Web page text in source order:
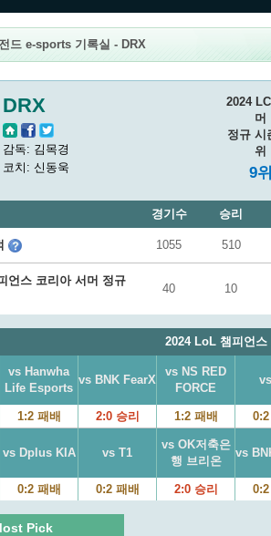
드 e-sports 기록실 - DRX
DRX
감독: 김목경
코치: 신동욱
2024
머
정규 시
위
9위
경기수 승리
1055 510
언스 코리아 서머 정규
40 10
2024 LoL 챔피언
vs Hanwha
Life Esports
vs BNK FearX
vs NS RED
FORCE
1:2 패배 2:0 승리 1:2 패배 0:2
vs Dplus KIA vs T1
vs OK저축은
행 브리온
vs
0:2 패배 0:2 패배 2:0 승리 0:2
Pick